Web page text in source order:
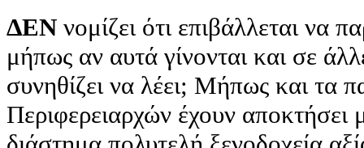
ΔΕΝ νομίζει ότι επιβάλλεται να
μήπως αν αυτά γίνονται και σε
συνηθίζει να λέει; Μήπως και τα
Περιφερειαρχών έχουν αποκτήσει